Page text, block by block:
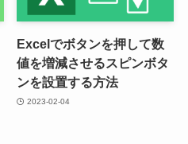
Excelでボタンを押して数
値を増減させるスピンボタ
ンを設置する方法
2023-02-04